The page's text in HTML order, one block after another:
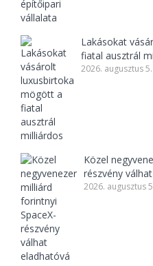
Lakásokat
fiatal ausztrál
2026. augusztus
Közel
részvény
2026. augusztus